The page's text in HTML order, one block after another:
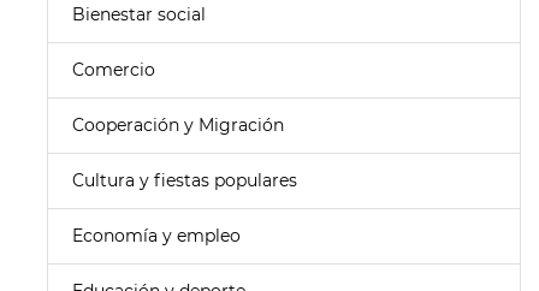
Bienestar social
Comercio
Cooperación y Migración
Cultura y fiestas populares
Economía y empleo